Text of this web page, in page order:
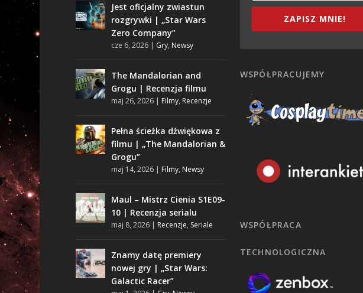
Jest oficjalny zwiastun
rozgrywki | „Star Wars
Zero Company”
cze 6, 2026| Gry, Newsy
The Mandalorian and
Grogu | Recenzja filmu
maj 26, 2026| Filmy, Recenzje
Pełna ścieżka dźwiękowa z
filmu | „The Mandalorian &
Grogu”
maj 14, 2026| Filmy, Newsy
Maul – Mistrz Cienia S1E09-
10 | Recenzja serialu
maj 8, 2026| Recenzje, Seriale
Znamy datę premiery
nowej gry | „Star Wars:
Galactic Racer”
ZAPISZ MNIE!
WSPÓŁPRACUJEMY
WSPÓŁPRACA
TECHNOLOGICZNA